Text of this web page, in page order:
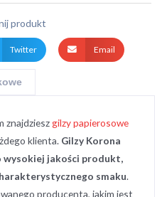
produkt
Twitter Email
znajdziesz gilzy papierosowe
klienta. Gilzy Korona
wysokiej jakości produkt,
smaku.
producenta, jakim jest